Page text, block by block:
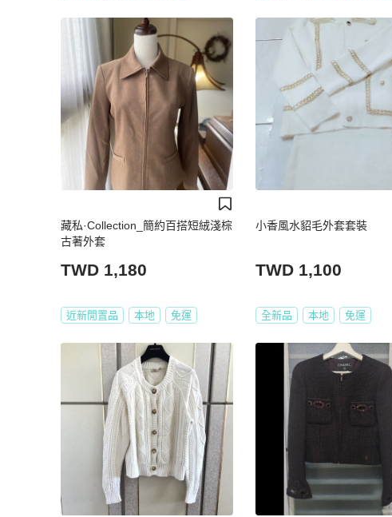
藏私·Collection_簡約百搭短絨淺棕
古著外套
TWD 1,180
近新閒置品 本地 免運
小香風水貂毛外套套裝
TWD 1,100
全新品 本地 免運